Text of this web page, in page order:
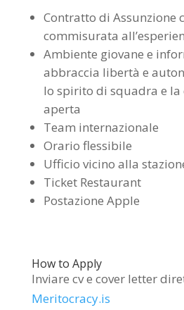
Contratto di Assunzione
commisurata
Ambiente giovane e
abbraccia libertà e
lo spirito di squadra e la
aperta
Team internazionale
Orario flessibile
Ufficio vicino alla
Ticket Restaurant
Postazione Apple
How to Apply
Inviare cv e cover letter
Meritocracy.is